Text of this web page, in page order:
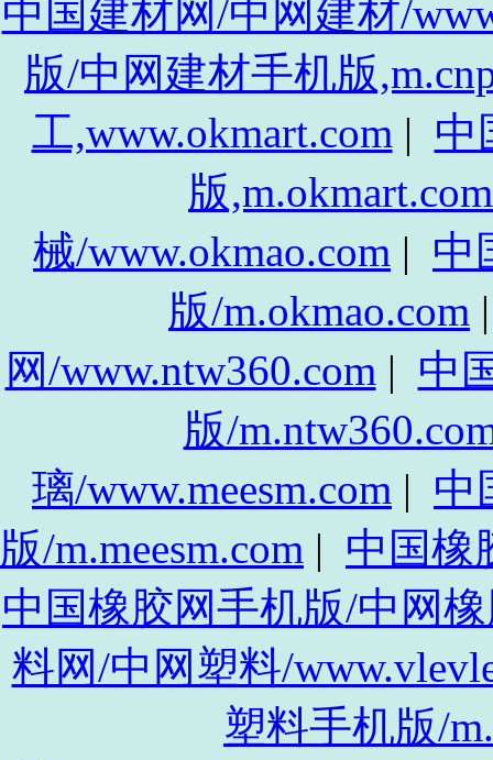
中国建材网/中网建材/
版/中网建材手机版
工,www.okmart.com | 中
版,m.okmart.com
械/www.okmao.com | 中
版/m.okmao.com
网/www.ntw360.com | 中
版/
璃/www.meesm.com | 中
版/m.meesm.com | 中国橡
中国橡胶网手机版/中网
料网/中网塑料/
塑料手机版/